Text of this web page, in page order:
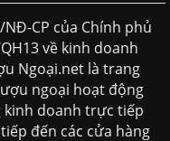
CP của Chính phủ
về kinh doanh
Ngoại.net là trang
ngoại hoạt động
kinh doanh trực tiếp
đến các cửa hàng